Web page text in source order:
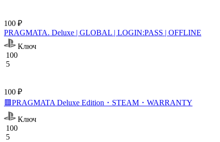
100 ₽
PRAGMATA. Deluxe | GLOBAL | LOGIN:PASS | OFFLINE
Ключ
100
5
100 ₽
🟥PRAGMATA Deluxe Edition・STEAM・WARRANTY
Ключ
100
5